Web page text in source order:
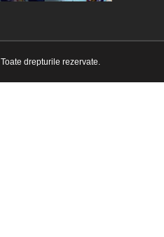
drepturile rezervate.